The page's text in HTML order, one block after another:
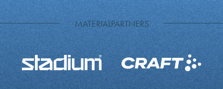
MATERIALPARTNERS